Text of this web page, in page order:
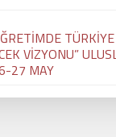
VİZYONU”
27 MAY